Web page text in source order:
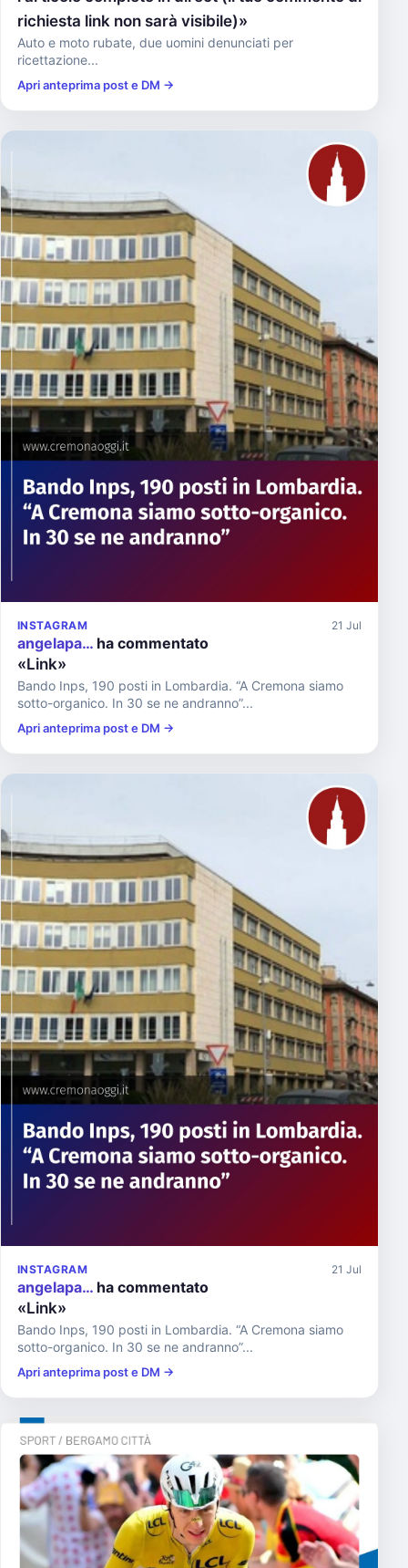
richiesta link non sarà visibile)»
Auto e moto rubate, due uomini denunciati per
ricettazione...
Apri anteprima post e DM →
INSTAGRAM 21 Jul
angelapa… ha commentato
«Link»
Bando Inps, 190 posti in Lombardia. “A Cremona siamo
sotto-organico. In 30 se ne andranno”...
Apri anteprima post e DM →
INSTAGRAM 21 Jul
angelapa… ha commentato
«Link»
Bando Inps, 190 posti in Lombardia. “A Cremona siamo
sotto-organico. In 30 se ne andranno”...
Apri anteprima post e DM →